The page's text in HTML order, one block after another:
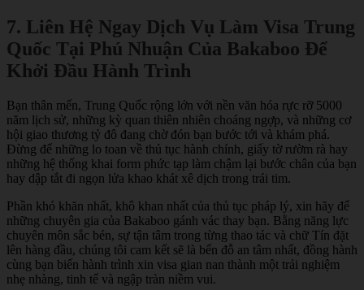
7. Liên Hệ Ngay Dịch Vụ Làm Visa Trung
Quốc Tại Phú Nhuận Của Bakaboo Để
Khởi Đầu Hành Trình
Bạn thân mến, Trung Quốc rộng lớn với nền văn hóa rực rỡ 5000
năm lịch sử, những kỳ quan thiên nhiên choáng ngợp, và những cơ
hội giao thương tỷ đô đang chờ đón bạn bước tới và khám phá.
Đừng để những lo toan về thủ tục hành chính, giấy tờ rườm rà hay
những hệ thống khai form phức tạp làm chậm lại bước chân của bạn
hay dập tắt đi ngọn lửa khao khát xê dịch trong trái tim.
Phần khó khăn nhất, khô khan nhất của thủ tục pháp lý, xin hãy để
những chuyên gia của Bakaboo gánh vác thay bạn. Bằng năng lực
chuyên môn sắc bén, sự tận tâm trong từng thao tác và chữ Tín đặt
lên hàng đầu, chúng tôi cam kết sẽ là bến đỗ an tâm nhất, đồng hành
cùng bạn biến hành trình xin visa gian nan thành một trải nghiệm
nhẹ nhàng, tinh tế và ngập tràn niềm vui.